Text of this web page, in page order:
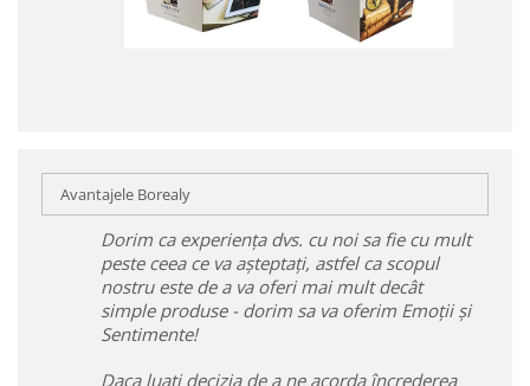
Avantajele Borealy
Dorim ca experiența dvs. cu noi sa fie cu mult
peste ceea ce va așteptați, astfel ca scopul
nostru este de a va oferi mai mult decât
simple produse - dorim sa va oferim Emoții și
Sentimente!
Daca luați decizia de a ne acorda încrederea